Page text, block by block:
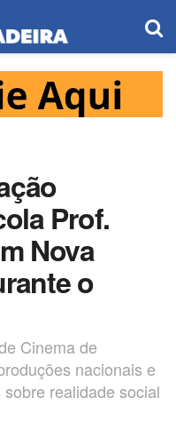
Prof.
Nova
o
Cinema de
nacionais e
realidade social